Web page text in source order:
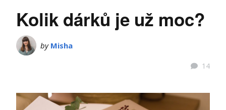
Kolik dárků je už moc?
by Misha
14